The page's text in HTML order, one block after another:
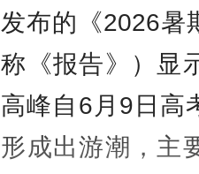
发布的《2026暑
称《报告》）显
高峰自6月9日高
形成出游潮，主